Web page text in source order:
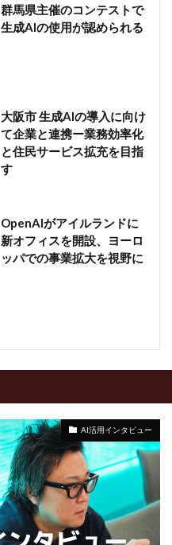
群馬県主催のコンテストで
生成AIの使用が認められる
大阪市 生成AIの導入に向け
て企業と連携ー業務効率化
と住民サービス拡充を目指
す
OpenAIがアイルランドに
新オフィスを開設、ヨーロ
ッパでの事業拡大を視野に
AI活用インタビュー